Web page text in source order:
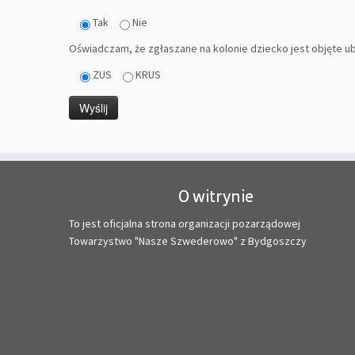
Tak
Nie
Oświadczam, że zgłaszane na kolonie dziecko jest objęte
ZUS
KRUS
O witrynie
To jest oficjalna strona organizacji pozarządowej
Towarzystwo "Nasze Szwederowo" z Bydgoszczy